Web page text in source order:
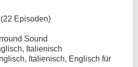
Episoden)
Sound
Italienisch
Italienisch, Englisch für